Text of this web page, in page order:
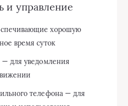
и управление
хорошую
время суток
— для уведомления
телефона — для